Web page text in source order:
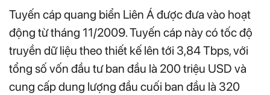
Tuyến cáp quang biển Liên Á được đưa vào hoạt
động từ tháng 11/2009. Tuyến cáp này có tốc độ
truyền dữ liệu theo thiết kế lên tới 3,84 Tbps, với
tổng số vốn đầu tư ban đầu là 200 triệu USD và
cung cấp dung lượng đầu cuối ban đầu là 320